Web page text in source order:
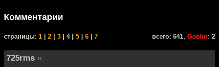
Комментарии
cтраницы: 1 2 3 | 4 | 5 6 7 всего: 641, Goblin: 2
725rms »